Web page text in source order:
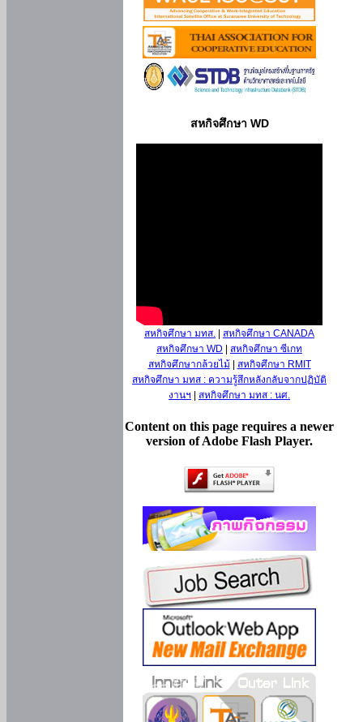
สหกิจศึกษา WD
สหกิจศึกษา มทส.
สหกิจศึกษา CANADA
สหกิจศึกษา WD
สหกิจศึกษา ซีเกท
สหกิจศึกษากล้วยไม้
สหกิจศึกษา RMIT
สหกิจศึกษา มทส : ความรู้สึกหลังกลับจากปฏิบัติ
งานฯ
สหกิจศึกษา มทส : นศ.
Content on this page requires a newer
version of Adobe Flash Player.